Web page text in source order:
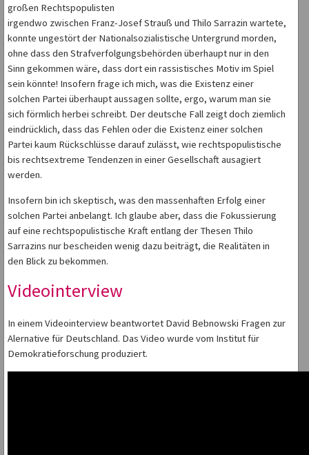
großen Rechtspopulisten
irgendwo zwischen Franz-Josef Strauß und Thilo Sarrazin wartete,
konnte ungestört der Nationalsozialistische Untergrund morden,
ohne dass den Strafverfolgungsbehörden überhaupt nur in den
Sinn gekommen wäre, dass dort ein rassistisches Motiv im Spiel
sein könnte! Insofern frage ich mich, was die Existenz einer
solchen Partei überhaupt aussagen sollte, ergo, warum man sie
sich förmlich herbei schreibt. Der deutsche Fall zeigt doch ziemlich
eindrücklich, dass das Fehlen oder die Existenz einer solchen
Partei kaum Rückschlüsse darauf zulässt, wie rechtspopulistische
bis rechtsextreme Tendenzen in einer Gesellschaft ausagiert
werden.
Insofern bin ich skeptisch, was den massenhaften Erfolg einer
solchen Partei anbelangt. Ich glaube aber, dass die Fokussierung
auf eine rechtspopulistische Kraft entlang der Thesen Thilo
Sarrazins nur bescheiden wenig dazu beiträgt, die Realitäten in
den Blick zu bekommen.
Videointerview
In einem Videointerview beantwortet David Bebnowski Fragen zur
Alernative für Deutschland. Das Video wurde vom Institut für
Demokratieforschung produziert.